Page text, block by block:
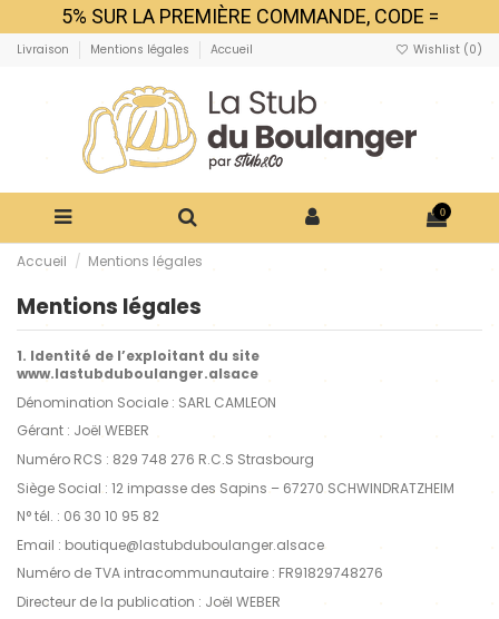
5% SUR LA PREMIÈRE COMMANDE, CODE =
MERCIVIELMOLS
Livraison Mentions légales Accueil Wishlist (0)
0
Accueil Mentions légales
Mentions légales
1. Identité de l’exploitant du site
www.lastubduboulanger.alsace
Dénomination Sociale : SARL CAMLEON
Gérant : Joël WEBER
Numéro RCS : 829 748 276 R.C.S Strasbourg
Siège Social : 12 impasse des Sapins – 67270 SCHWINDRATZHEIM
N° tél. : 06 30 10 95 82
Email : boutique@lastubduboulanger.alsace
Numéro de TVA intracommunautaire : FR91829748276
Directeur de la publication : Joël WEBER